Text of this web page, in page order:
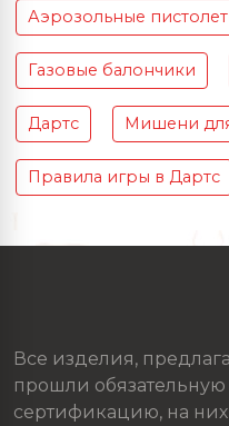
Аэрозольные
Газовые балончики
Дартс Мишени
Правила игры в Дартс
Все изделия,
прошли
сертификацию, на